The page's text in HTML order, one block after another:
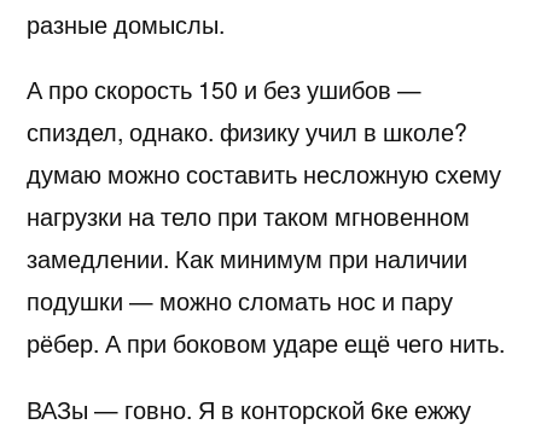
разные домыслы.
А про скорость 150 и без ушибов —
спиздел, однако. физику учил в школе?
думаю можно составить несложную схему
нагрузки на тело при таком мгновенном
замедлении. Как минимум при наличии
подушки — можно сломать нос и пару
рёбер. А при боковом ударе ещё чего нить.
ВАЗы — говно. Я в конторской 6ке ежжу